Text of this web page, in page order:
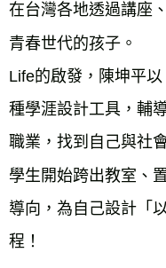
在台灣各地透過講座
青春世代的孩子。　
Life的啟發，陳坤平
種學涯設計工具，輔
職業，找到自己與社
學生開始跨出教室、
導向，為自己設計「
程！